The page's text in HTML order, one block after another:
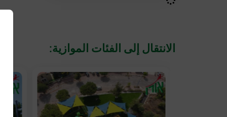
الانتقال إلى الفئات الموازية: